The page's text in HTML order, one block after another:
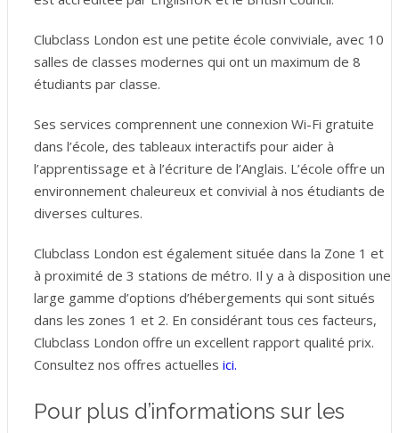
Clubclass London est une petite école conviviale, avec 10
salles de classes modernes qui ont un maximum de 8
étudiants par classe.
Ses services comprennent une connexion Wi-Fi gratuite
dans l’école, des tableaux interactifs pour aider à
l’apprentissage et à l’écriture de l’Anglais. L’école offre un
environnement chaleureux et convivial à nos étudiants de
diverses cultures.
Clubclass London est également située dans la Zone 1 et
à proximité de 3 stations de métro. Il y a à disposition une
large gamme d’options d’hébergements qui sont situés
dans les zones 1 et 2. En considérant tous ces facteurs,
Clubclass London offre un excellent rapport qualité prix.
Consultez nos offres actuelles ici.
Pour plus d’informations sur les